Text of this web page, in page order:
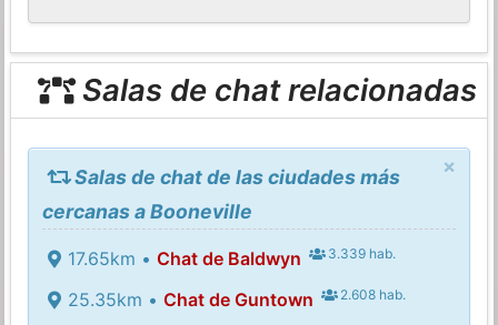
Salas de chat relacionadas
×
Salas de chat de las ciudades más
cercanas a Booneville
17.65km • Chat de Baldwyn 3.339 hab.
25.35km • Chat de Guntown 2.608 hab.